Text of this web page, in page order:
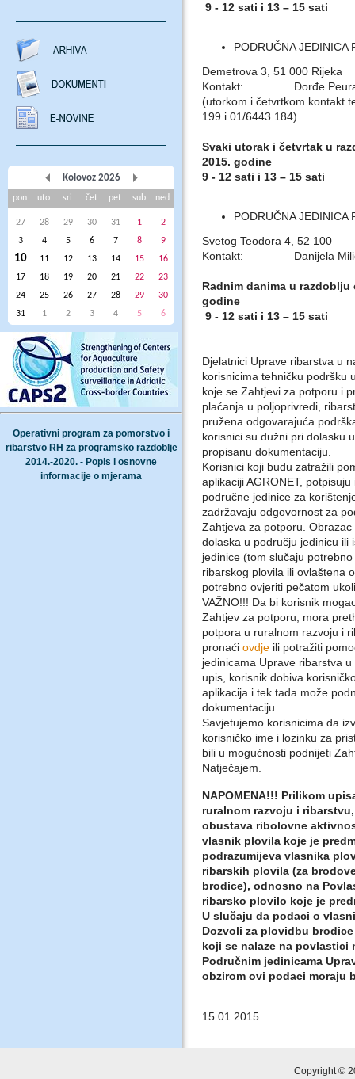
Kolovoz 2026
pon uto sri čet pet sub ned
27 28 29 30 31 1
2
3
4 5 6 7 8 9
10 11 12 13 14 15
16
17
18 19 20 21 22
23
24
25 26 27 28 29
30
31
1 2 3 4 5 6
Operativni program za pomorstvo i
ribarstvo RH za programsko razdoblje
2014.-2020. - Popis i osnovne
informacije o mjerama
9 - 12 sati i 13 – 15 sati
PODRUČNA JEDINICA
Demetrova 3, 51 000 Rijeka
Kontakt: Đorđe Peurača
(utorkom i četvrtkom kontakt
199 i 01/6443 184)
Svaki utorak i četvrtak u
2015. godine
9 - 12 sati i 13 – 15 sati
PODRUČNA JEDINICA
Svetog Teodora 4, 52 100
Kontakt: Danijela
Radnim danima u
godine
9 - 12 sati i 13 – 15 sati
Djelatnici Uprave ribarstva u
korisnicima tehničku podršku
koje se Zahtjevi za potporu i
plaćanja u poljoprivredi,
pružena odgovarajuća
korisnici su dužni pri dolasku
propisanu dokumentaciju.
Korisnici koji budu zatražili
aplikaciji AGRONET,
područne jedinice za
zadržavaju odgovornost za
Zahtjeva za potporu.
dolaska u području jedinicu ili
jedinice (tom slučaju
ribarskog plovila ili ovlaštena
potrebno ovjeriti pečatom
VAŽNO!!! Da bi korisnik
Zahtjev za potporu, mora
potpora u ruralnom razvoju i
pronaći ovdje ili potražiti
jedinicama Uprave ribarstva
upis, korisnik dobiva
aplikacija i tek tada može
dokumentaciju.
Savjetujemo korisnicima da
korisničko ime i lozinku za
bili u mogućnosti podnijeti
Natječajem.
NAPOMENA!!! Prilikom
ruralnom razvoju i
obustava ribolovne
vlasnik plovila koje je
podrazumijeva vlasnika
ribarskih plovila (za
brodice), odnosno na
ribarsko plovilo koje je
U slučaju da podaci o
Dozvoli za plovidbu
koji se nalaze na povlastici
Područnim jedinicama
obzirom ovi podaci moraju
15.01.2015
Copyright ©